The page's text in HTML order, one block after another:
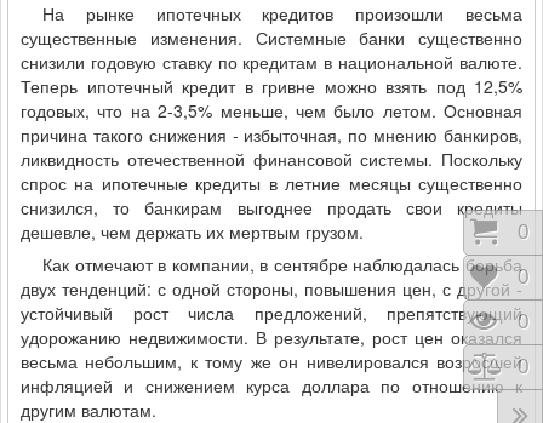
На рынке ипотечных кредитов произошли весьма
существенные изменения. Системные банки существенно
снизили годовую ставку по кредитам в национальной валюте.
Теперь ипотечный кредит в гривне можно взять под 12,5%
годовых, что на 2-3,5% меньше, чем было летом. Основная
причина такого снижения - избыточная, по мнению банкиров,
ликвидность отечественной финансовой системы. Поскольку
спрос на ипотечные кредиты в летние месяцы существенно
снизился, то банкирам выгоднее продать свои кредиты
дешевле, чем держать их мертвым грузом.
Как отмечают в компании, в сентябре наблюдалась борьба
двух тенденций: с одной стороны, повышения цен, с другой -
устойчивый рост числа предложений, препятствующий
удорожанию недвижимости. В результате, рост цен оказался
весьма небольшим, к тому же он нивелировался возросшей
инфляцией и снижением курса доллара по отношению к
другим валютам.
0
0
0
0